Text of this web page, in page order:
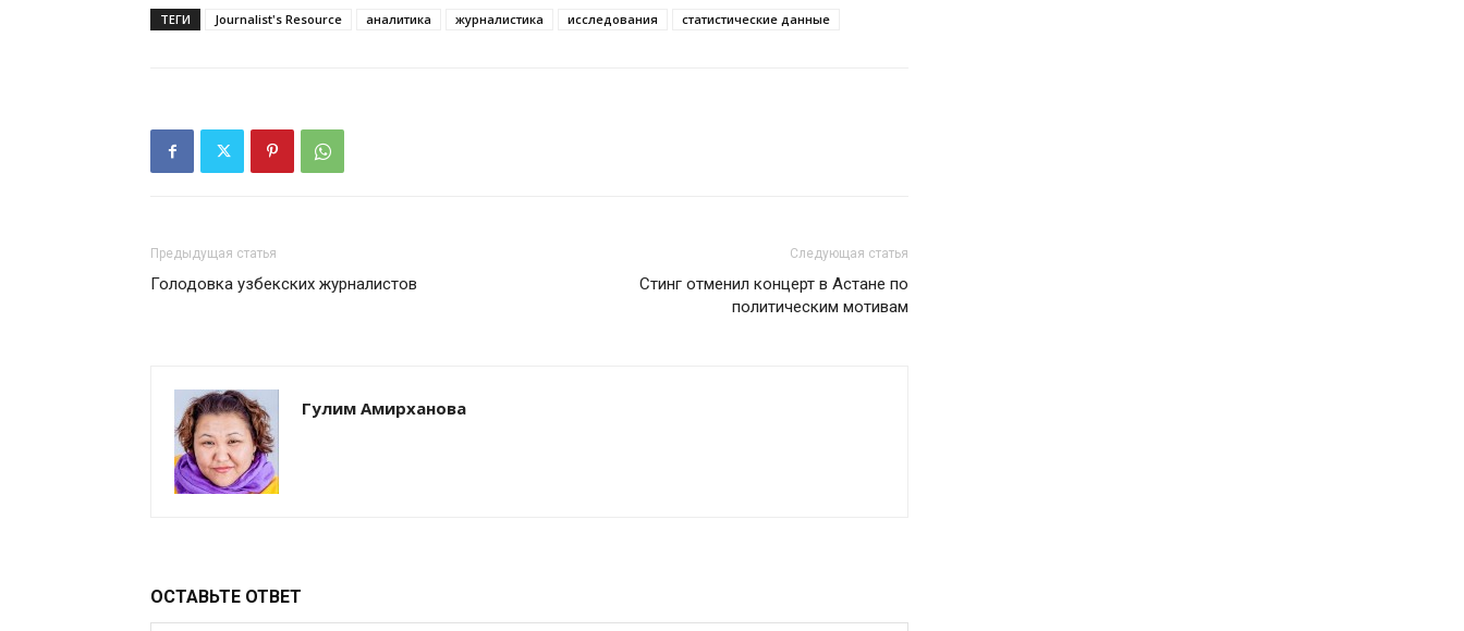
ТЕГИ Journalist's Resource аналитика журналистика исследования статистические данные
Предыдущая статья
Голодовка узбекских журналистов
Следующая статья
Стинг отменил концерт в Астане по
политическим мотивам
Гулим Амирханова
ОСТАВЬТЕ ОТВЕТ